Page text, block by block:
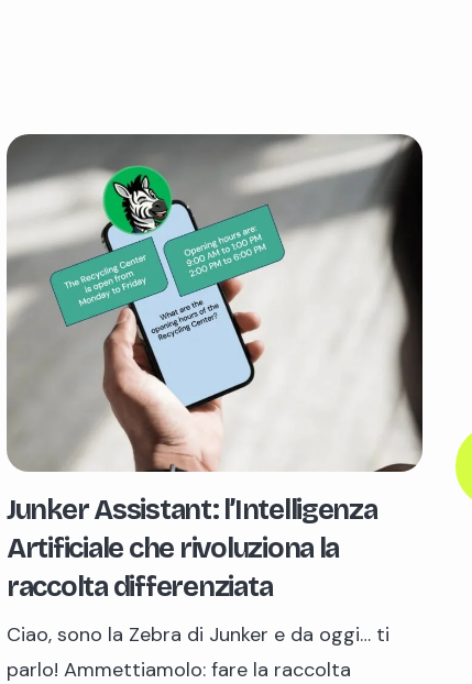
Junker Assistant: l’Intelligenza
Artificiale che rivoluziona la
raccolta differenziata
Ciao, sono la Zebra di Junker e da oggi… ti
parlo! Ammettiamolo: fare la raccolta